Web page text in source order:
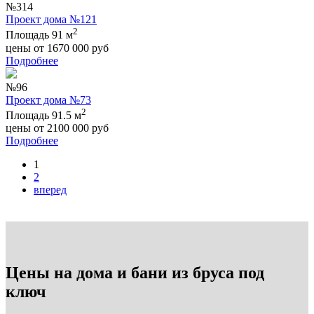
№314
Проект дома №121
Площадь 91 м2
цены от 1670 000 руб
Подробнее
№96
Проект дома №73
Площадь 91.5 м2
цены от 2100 000 руб
Подробнее
1
2
вперед
Цены на дома и бани из бруса под
ключ